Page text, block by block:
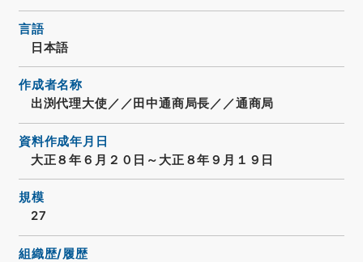
言語
日本語
作成者名称
出渕代理大使／／田中通商局長／／通商局
資料作成年月日
大正８年６月２０日～大正８年９月１９日
規模
27
組織歴/履歴